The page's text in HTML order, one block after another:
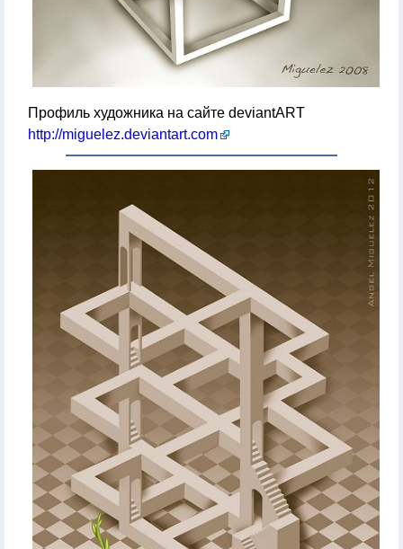
Профиль художника на сайте deviantART
http://miguelez.deviantart.com